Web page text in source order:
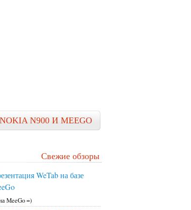
N900 И MEEGO
Свежие обзоры
WeTab на базе
MeeGo =)